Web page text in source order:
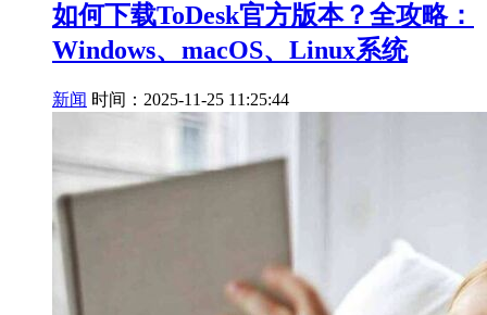
如何下载ToDesk官方版本？全攻略：
Windows、macOS、Linux系统
新闻 时间：2025-11-25 11:25:44